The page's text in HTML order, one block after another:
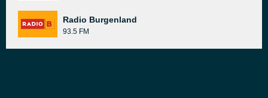
Radio Burgenland
93.5 FM